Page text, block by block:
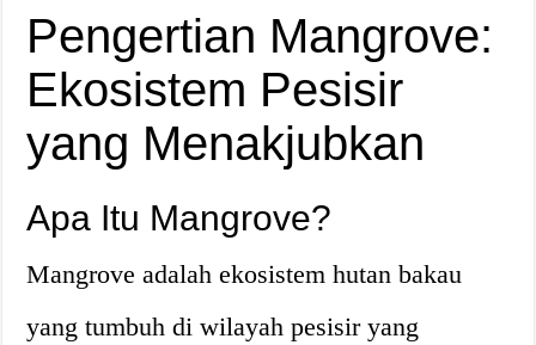
Pengertian Mangrove:
Ekosistem Pesisir
yang Menakjubkan
Apa Itu Mangrove?
Mangrove adalah ekosistem hutan bakau
yang tumbuh di wilayah pesisir yang